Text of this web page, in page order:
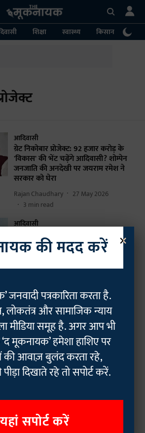
शिक्षा स्वास्थ्य किसान
आदिवासी
ग्रेट निकोबार प्रोजेक्ट: 92 हजार करोड़ के
'विकास' की भेंट चढ़ेंगे आदिवासी? शोम्पेन
जनजाति की अनदेखी पर जयराम रमेश ने
सरकार को घेरा
Rajan Chaudhary
27 May 2026
3 min read
आदिवासी
ग्रेट निकोबार प्रोजेक्ट: कलकत्ता हाईकोर्ट ने
पीआईएल को माना सुनवाई योग्य,
आदिवासियों को बताया 'बेहद कमजोर'
Rajan Chaudhary
09 May 2026
आदिवासी
ग्रेट निकोबार प्रोजेक्ट: विकास की चमक या
अस्तित्व का संकट? पुनर्वास के नए ड्राफ्ट ने
क्यों बढ़ाई आदिवासियों की धड़कनें!
Rajan Chaudhary
04 Apr 2026
5min read
×
की मदद करें
जनवादी पत्रकारिता करता है.
लोकतंत्र और सामाजिक न्याय
मीडिया समूह है. अगर आप भी
मूकनायक’ हमेशा हाशिए पर
की आवाज़ बुलंद करता रहे,
दिखाते रहे तो सपोर्ट करें.
यहां सपोर्ट करें